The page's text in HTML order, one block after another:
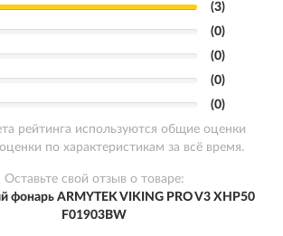
(3)
(0)
(0)
(0)
(0)
рейтинга используются общие оценки
по характеристикам за всё время.
Оставьте свой отзыв о товаре:
фонарь ARMYTEK VIKING PRO V3 XHP50
F01903BW